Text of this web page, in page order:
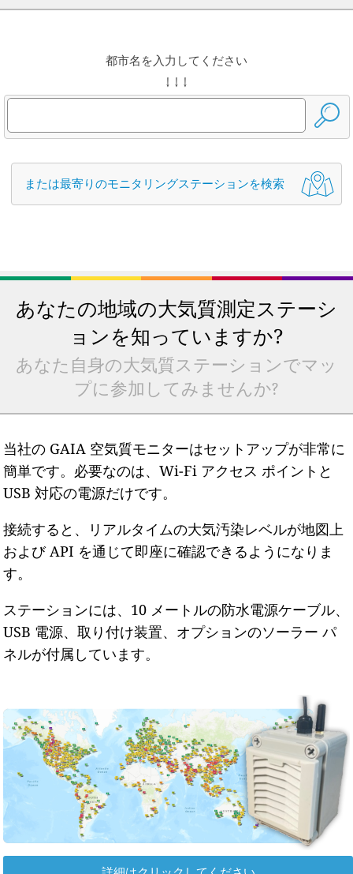
都市名を入力してください
↓ ↓ ↓
または最寄りのモニタリングステーションを検索
あなたの地域の大気質測定ステーシ
ョンを知っていますか?
あなた自身の大気質ステーションでマッ
プに参加してみませんか?
当社の GAIA 空気質モニターはセットアップが非常に
簡単です。必要なのは、Wi-Fi アクセス ポイントと
USB 対応の電源だけです。
接続すると、リアルタイムの大気汚染レベルが地図上
および API を通じて即座に確認できるようになりま
す。
ステーションには、10 メートルの防水電源ケーブル、
USB 電源、取り付け装置、オプションのソーラー パ
ネルが付属しています。